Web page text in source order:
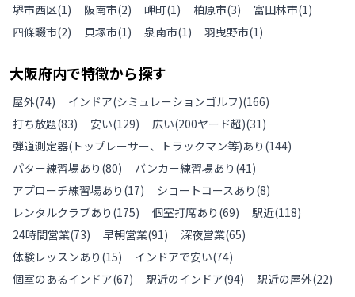
堺市西区(1) 阪南市(2) 岬町(1) 柏原市(3) 富田林市(1)
四條畷市(2) 貝塚市(1) 泉南市(1) 羽曳野市(1)
大阪府内で特徴から探す
屋外(74) インドア(シミュレーションゴルフ)(166)
打ち放題(83) 安い(129) 広い(200ヤード超)(31)
弾道測定器(トップレーサー、トラックマン等)あり (144)
パター練習場あり (80) バンカー練習場あり (41)
アプローチ練習場あり (17) ショートコースあり (8)
レンタルクラブあり (175) 個室打席あり (69) 駅近(118)
24時間営業(73) 早朝営業(91) 深夜営業(65)
体験レッスンあり (15) インドアで安い(74)
個室のあるインドア(67) 駅近のインドア(94) 駅近の屋外(22)